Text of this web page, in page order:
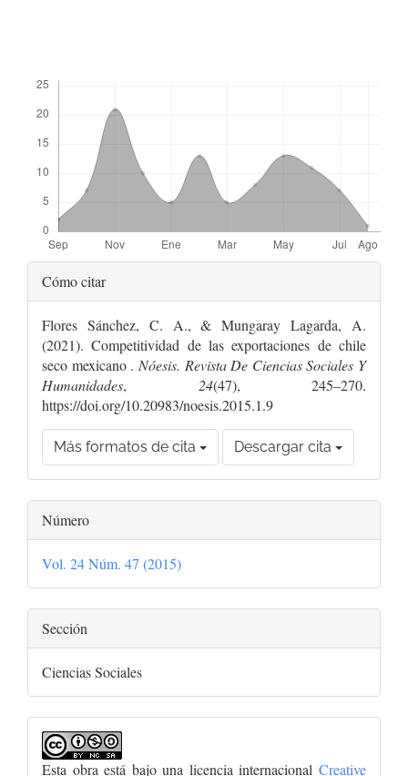
Detalles
del
artículo
Cómo citar
Flores Sánchez, C. A., & Mungaray Lagarda, A.
(2021). Competitividad de las exportaciones de chile
seco mexicano . Nóesis. Revista De Ciencias Sociales Y
Humanidades, 24(47), 245–270.
https://doi.org/10.20983/noesis.2015.1.9
Más formatos de cita Descargar cita
Número
Vol. 24 Núm. 47 (2015)
Sección
Ciencias Sociales
Esta obra está bajo una licencia internacional Creative